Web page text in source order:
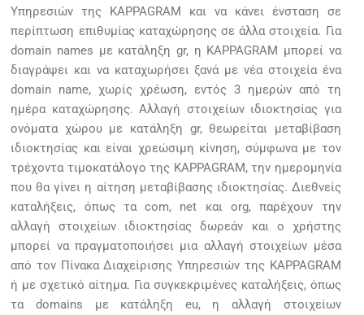
Υπηρεσιών της KAPPAGRAM και να κάνει ένσταση σε
περίπτωση επιθυμίας καταχώρησης σε άλλα στοιχεία. Για
domain names με κατάληξη gr, η KAPPAGRAM μπορεί να
διαγράψει και να καταχωρήσει ξανά με νέα στοιχεία ένα
domain name, χωρίς χρέωση, εντός 3 ημερών από τη
ημέρα καταχώρησης. Αλλαγή στοιχείων ιδιοκτησίας για
ονόματα χώρου με κατάληξη gr, θεωρείται μεταβίβαση
ιδιοκτησίας και είναι χρεώσιμη κίνηση, σύμφωνα με τον
τρέχοντα τιμοκατάλογο της KAPPAGRAM, την ημερομηνία
που θα γίνει η αίτηση μεταβίβασης ιδιοκτησίας. Διεθνείς
καταλήξεις, όπως τα com, net και org, παρέχουν την
αλλαγή στοιχείων ιδιοκτησίας δωρεάν και ο χρήστης
μπορεί να πραγματοποιήσει μια αλλαγή στοιχείων μέσα
από τον Πίνακα Διαχείρισης Υπηρεσιών της KAPPAGRAM
ή με σχετικό αίτημα. Για συγκεκριμένες καταλήξεις, όπως
τα domains με κατάληξη eu, η αλλαγή στοιχείων